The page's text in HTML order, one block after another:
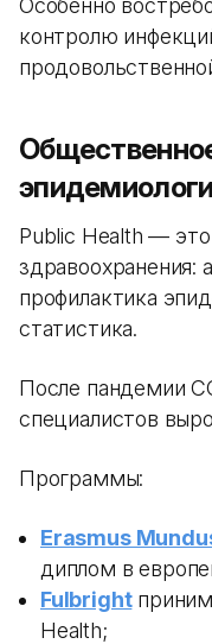
Особенно
контролю
Public Health —
здравоохранения:
профилактика
статистика.
После пандемии
специалистов
Программы:
Erasmus
диплом в
Fulbright
Health;